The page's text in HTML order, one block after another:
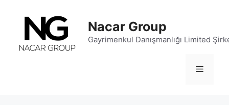
Nacar Group
Gayrimenkul Danışmanlığı Limited
Menü